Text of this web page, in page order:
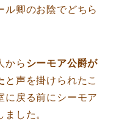
ル卿のお陰でどちら
から シーモア公爵が
と声を掛けられたこ
に戻る前にシーモア
した。